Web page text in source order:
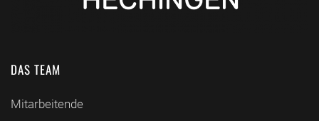
DAS TEAM
Mitarbeitende